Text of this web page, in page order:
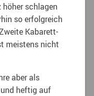
höher schlagen
so erfolgreich
Kabarett-
meistens nicht
aber als
heftig auf